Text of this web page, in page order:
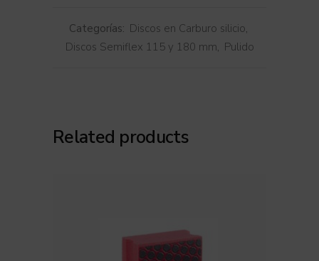
Categorías: Discos en Carburo silicio,
Discos Semiflex 115 y 180 mm, Pulido
Related products